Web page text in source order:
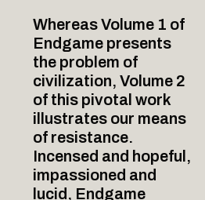
Whereas Volume 1 of
Endgame presents
the problem of
civilization, Volume 2
of this pivotal work
illustrates our means
of resistance.
Incensed and hopeful,
impassioned and
lucid, Endgame